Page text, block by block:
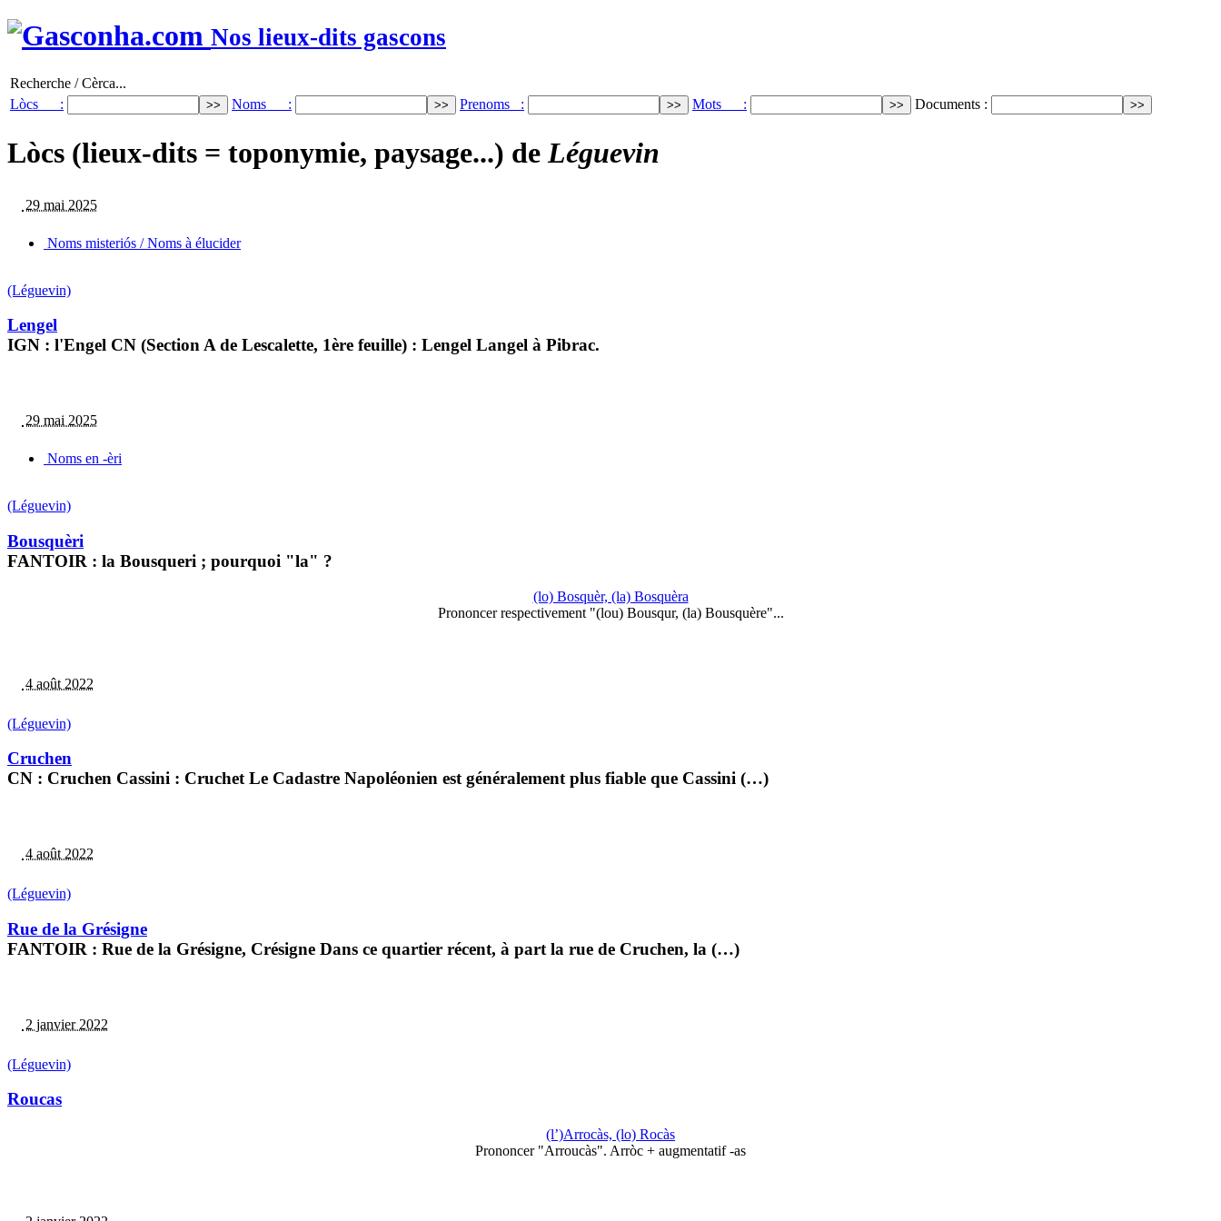
Nos lieux-dits gascons
Recherche / Cèrca...
Lòcs :
Noms : Prenoms : Mots : Documents :
Lòcs (lieux-dits = toponymie, paysage...) deLéguevin
29 mai 2025
Noms misteriós / Noms à élucider
(Léguevin)
Lengel
IGN : l'Engel CN (Section A de Lescalette, 1ère feuille) : Lengel Langel à Pibrac.
29 mai 2025
Noms en -èri
(Léguevin)
Bousquèri
FANTOIR : la Bousqueri ; pourquoi "la" ?
(lo) Bosquèr, (la) Bosquèra
Prononcer respectivement "(lou) Bousqur, (la) Bousquère"...
4 août 2022
(Léguevin)
Cruchen
CN : Cruchen Cassini : Cruchet Le Cadastre Napoléonien est généralement plus fiable que Cassini (…)
4 août 2022
(Léguevin)
Rue de la Grésigne
FANTOIR : Rue de la Grésigne, Crésigne Dans ce quartier récent, à part la rue de Cruchen, la (…)
2 janvier 2022
(Léguevin)
Roucas
(l’)Arrocàs, (lo) Rocàs
Prononcer "Arroucàs". Arròc + augmentatif -as